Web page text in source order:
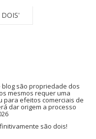
são propriedade dos
mesmos requer uma
para efeitos comerciais de
dar origem a processo
são dois!